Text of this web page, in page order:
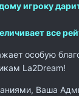
игроку
все
особую
La2Dream!
Ваша